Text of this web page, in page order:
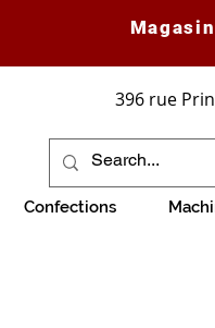
396 rue
Confections